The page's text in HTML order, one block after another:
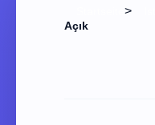
>
Açık